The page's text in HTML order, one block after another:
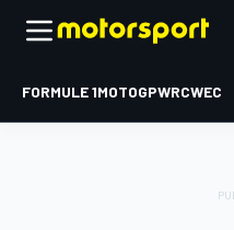
FORMULE 1MOTOGPWRCWEC